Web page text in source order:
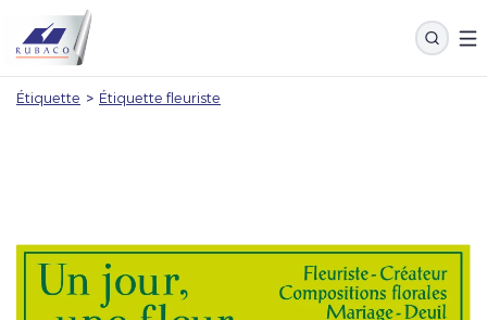
Étiquette > Étiquette fleuriste